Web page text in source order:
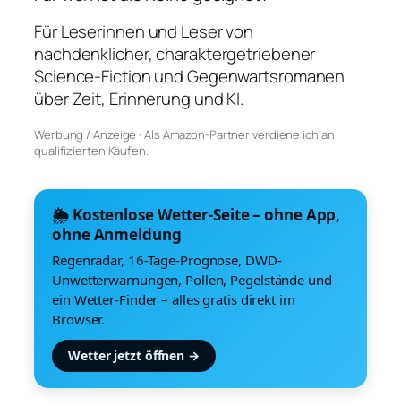
Für Leserinnen und Leser von
nachdenklicher, charaktergetriebener
Science-Fiction und Gegenwartsromanen
über Zeit, Erinnerung und KI.
Werbung / Anzeige · Als Amazon-Partner verdiene ich an
qualifizierten Käufen.
🌦️ Kostenlose Wetter-Seite – ohne App,
ohne Anmeldung
Regenradar, 16-Tage-Prognose, DWD-
Unwetterwarnungen, Pollen, Pegelstände und
ein Wetter-Finder – alles gratis direkt im
Browser.
Wetter jetzt öffnen →